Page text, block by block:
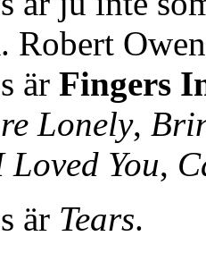
Robert
är Fingers
Lonely,
You,
är Tears.